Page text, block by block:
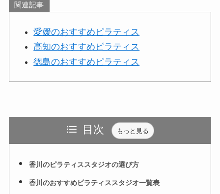
関連記事
愛媛のおすすめピラティス
高知のおすすめピラティス
徳島のおすすめピラティス
目次 もっと見る
香川のピラティススタジオの選び方
香川のおすすめピラティススタジオ一覧表